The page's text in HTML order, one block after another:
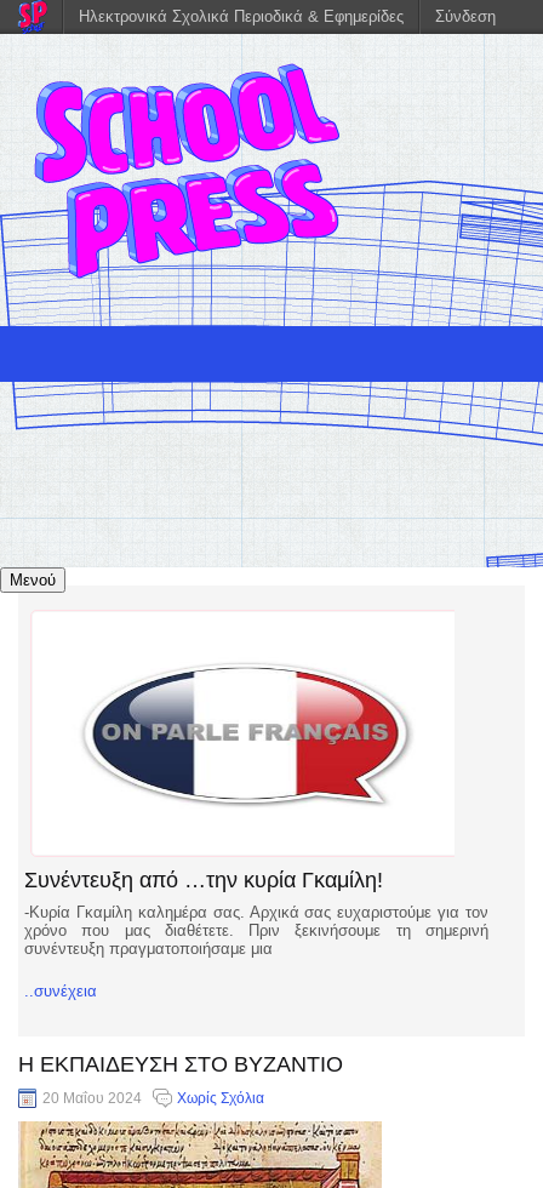
Μενού
Συνέντευξη από …την κυρία Γκαμίλη!
-Κυρία Γκαμίλη καλημέρα σας. Αρχικά σας ευχαριστούμε για τον
χρόνο που μας διαθέτετε. Πριν ξεκινήσουμε τη σημερινή
συνέντευξη πραγματοποιήσαμε μια
..συνέχεια
Η ΕΚΠΑΙΔΕΥΣΗ ΣΤΟ ΒΥΖΑΝΤΙΟ
20 Μαΐου 2024 Χωρίς Σχόλια
Ηλεκτρονικά Σχολικά Περιοδικά & Εφημερίδες Σύνδεση